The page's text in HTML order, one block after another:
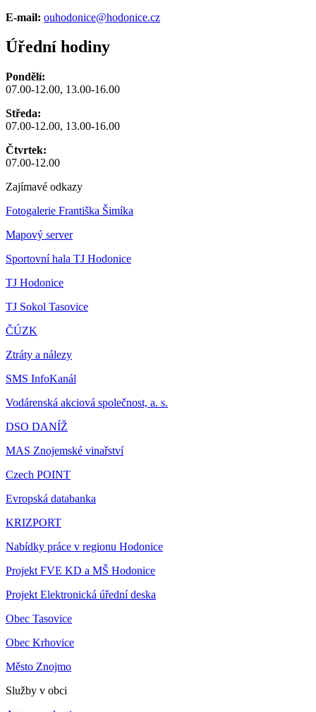
E-mail: ouhodonice@hodonice.cz
Úřední hodiny
Pondělí:
07.00-12.00, 13.00-16.00
Středa:
07.00-12.00, 13.00-16.00
Čtvrtek:
07.00-12.00
Zajímavé odkazy
Fotogalerie Františka Šimíka
Mapový server
Sportovní hala TJ Hodonice
TJ Hodonice
TJ Sokol Tasovice
ČÚZK
Ztráty a nálezy
SMS InfoKanál
Vodárenská akciová společnost, a. s.
DSO DANÍŽ
MAS Znojemské vinařství
Czech POINT
Evropská databanka
KRIZPORT
Nabídky práce v regionu Hodonice
Projekt FVE KD a MŠ Hodonice
Projekt Elektronická úřední deska
Obec Tasovice
Obec Krhovice
Město Znojmo
Služby v obci